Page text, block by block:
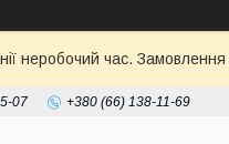
неробочий час.
07 +380 (66) 138-11-69